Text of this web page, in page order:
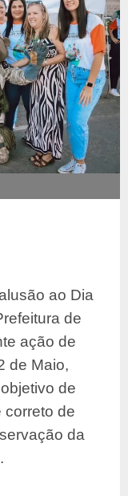
ao Dia
de
ação de
de Maio,
de
correto de
da